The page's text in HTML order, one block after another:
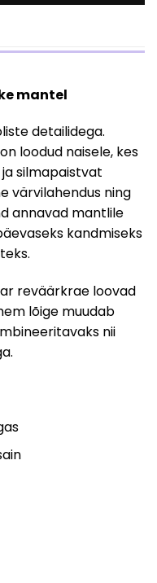
mantel
detailidega.
loodud naisele, kes
silmapaistvat
värvilahendus ning
annavad mantlile
kandmiseks
reväärkrae loovad
lõige muudab
nii